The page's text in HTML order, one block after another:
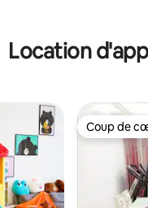
Location
Coup de
Coup de